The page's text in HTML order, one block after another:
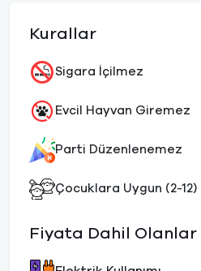
Kurallar
Sigara İçilmez
Evcil Hayvan Giremez
Parti Düzenlenemez
Çocuklara Uygun (2-12)
Fiyata Dahil Olanlar